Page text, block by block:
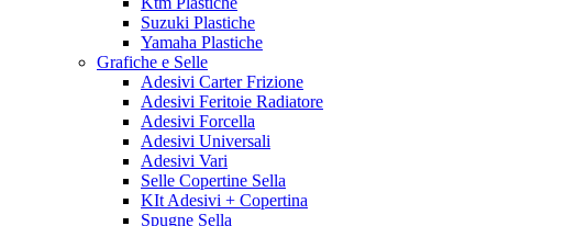
Suzuki Plastiche
Yamaha Plastiche
Grafiche e Selle
Adesivi Carter Frizione
Adesivi Feritoie Radiatore
Adesivi Forcella
Adesivi Universali
Adesivi Vari
Selle Copertine Sella
KIt Adesivi + Copertina
Spugne Sella